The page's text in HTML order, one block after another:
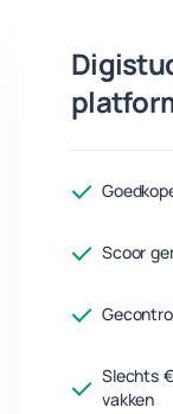
Scoor
Slechts
vakken